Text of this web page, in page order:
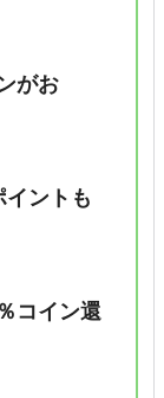
がお
イントも
コイン還